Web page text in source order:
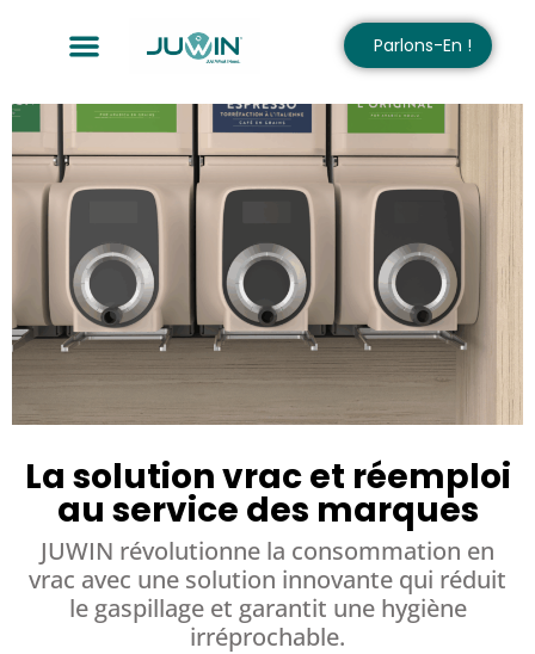
Parlons-En !
La solution vrac et réemploi
au service des marques
JUWIN révolutionne la consommation en
vrac avec une solution innovante qui réduit
le gaspillage et garantit une hygiène
irréprochable.